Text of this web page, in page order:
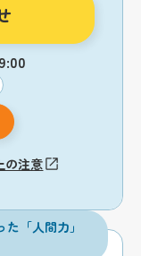
の注意
「人間力」